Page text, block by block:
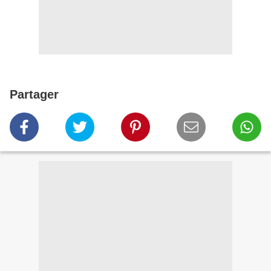
Partager